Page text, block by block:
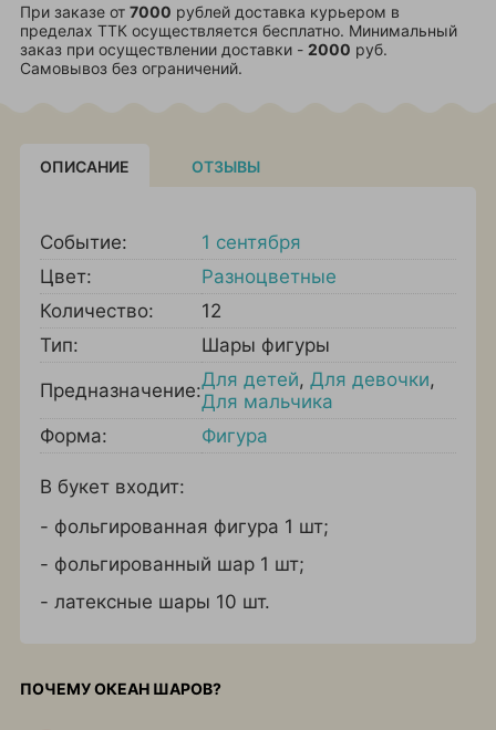
При заказе от 7000 рублей доставка курьером в
пределах ТТК осуществляется бесплатно. Минимальный
заказ при осуществлении доставки - 2000 руб.
Самовывоз без ограничений.
ОПИСАНИЕ ОТЗЫВЫ
Событие:
1 сентября
Цвет:
Разноцветные
Количество:
12
Тип:
Шары фигуры
Предназначение:Для детей, Для девочки,
Для мальчика
Форма:
Фигура
В букет входит:
- фольгированная фигура 1 шт;
- фольгированный шар 1 шт;
- латексные шары 10 шт.
ПОЧЕМУ ОКЕАН ШАРОВ?